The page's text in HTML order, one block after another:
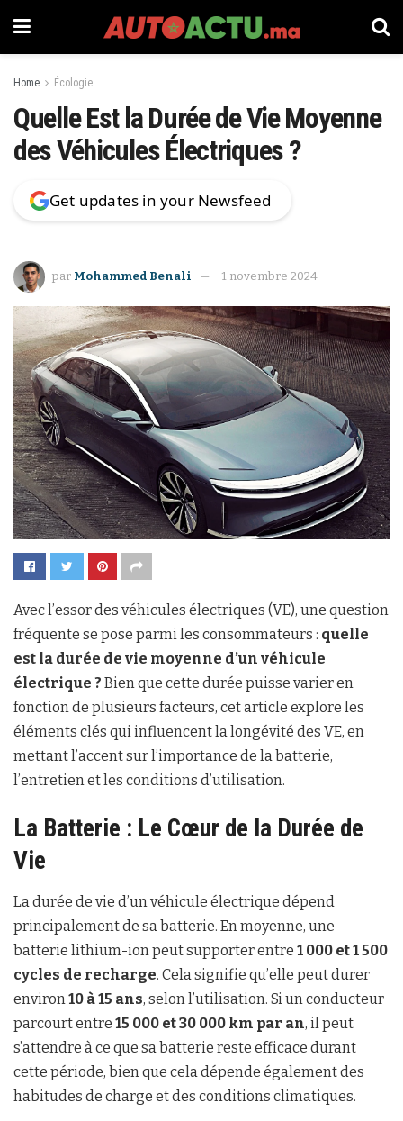
Home Écologie
Quelle Est la Durée de Vie Moyenne
des Véhicules Électriques ?
Get updates in your Newsfeed
par Mohammed Benali 1 novembre 2024
Avec l’essor des véhicules électriques (VE), une question
fréquente se pose parmi les consommateurs : quelle
est la durée de vie moyenne d’un véhicule
électrique ? Bien que cette durée puisse varier en
fonction de plusieurs facteurs, cet article explore les
éléments clés qui influencent la longévité des VE, en
mettant l’accent sur l’importance de la batterie,
l’entretien et les conditions d’utilisation.
La Batterie : Le Cœur de la Durée de
Vie
La durée de vie d’un véhicule électrique dépend
principalement de sa batterie. En moyenne, une
batterie lithium-ion peut supporter entre 1 000 et 1 500
cycles de recharge. Cela signifie qu’elle peut durer
environ10 à 15 ans, selon l’utilisation. Si un conducteur
parcourt entre 15 000 et 30 000 km par an, il peut
s’attendre à ce que sa batterie reste efficace durant
cette période, bien que cela dépende également des
habitudes de charge et des conditions climatiques.